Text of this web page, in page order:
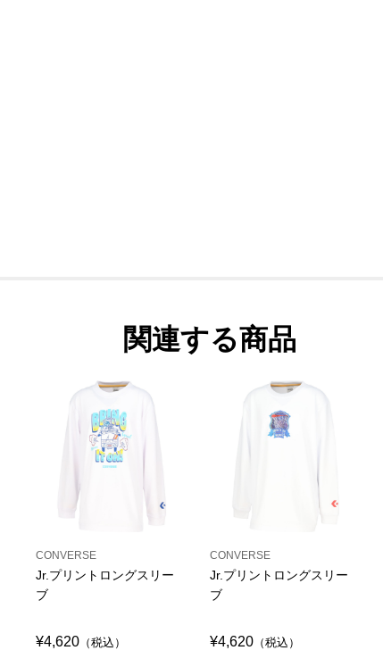
関連する商品
CONVERSE
Jr.プリントロングスリー
ブ
¥4,620 （税込）
CONVERSE
Jr.プリントロングスリー
ブ
¥4,620 （税込）